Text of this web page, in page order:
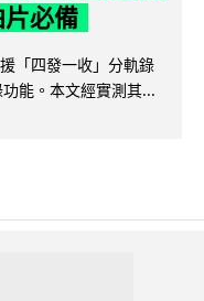
必備
「四發一收」分軌錄
能。本文經實測其...